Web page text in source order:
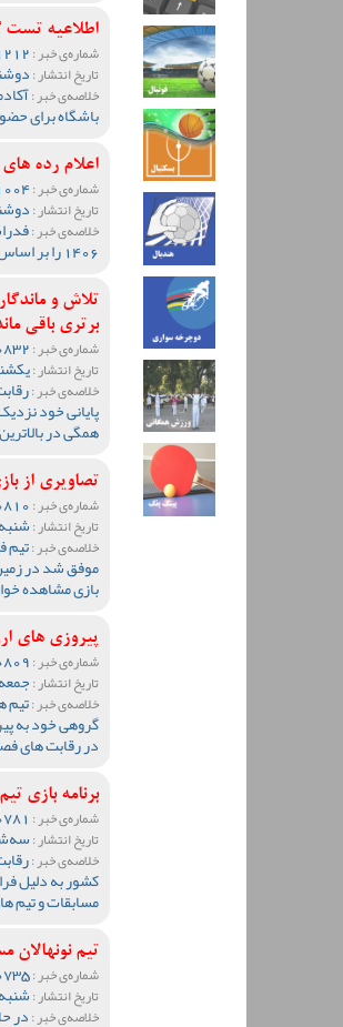
اطلاعیه تست
شماره‌ی خبر :
تاریخ انتشار :دوشنبه 12 مرداد
خلاصه‌ی خبر :
باشگاه برای
اعلام رده های
شماره‌ی خبر :91004
تاریخ انتشار :دوشنبه 31 فروردین
خلاصه‌ی خبر :
1406 را بر اساس مسابقات ای اف سی در این سال اعلام کرد.
تلاش و
برتری باقی
شماره‌ی خبر :
تاریخ انتشار :یکشنبه 12 بهمن ماه
خلاصه‌ی خبر :
پایانی خود
همگی در
تصاویری از
شماره‌ی خبر :
تاریخ انتشار :شنبه 4 بهمن ماه 1404
خلاصه‌ی خبر :تیم
موفق شد در
بازی مشاهده
پیروزی های
شماره‌ی خبر :
تاریخ انتشار :جمعه 3 بهمن ماه 1404
خلاصه‌ی خبر :تیم
گروهی خود به
در رقابت های
برنامه بازی تیم های
شماره‌ی خبر :
تاریخ انتشار :سه‌شنبه 16 دی
خلاصه‌ی خبر :
کشور به دلیل
مسابقات و
تیم
شماره‌ی خبر :90735
تاریخ انتشار :شنبه 29 آذر ماه 1404 ساعت 12:48
خلاصه‌ی خبر :در